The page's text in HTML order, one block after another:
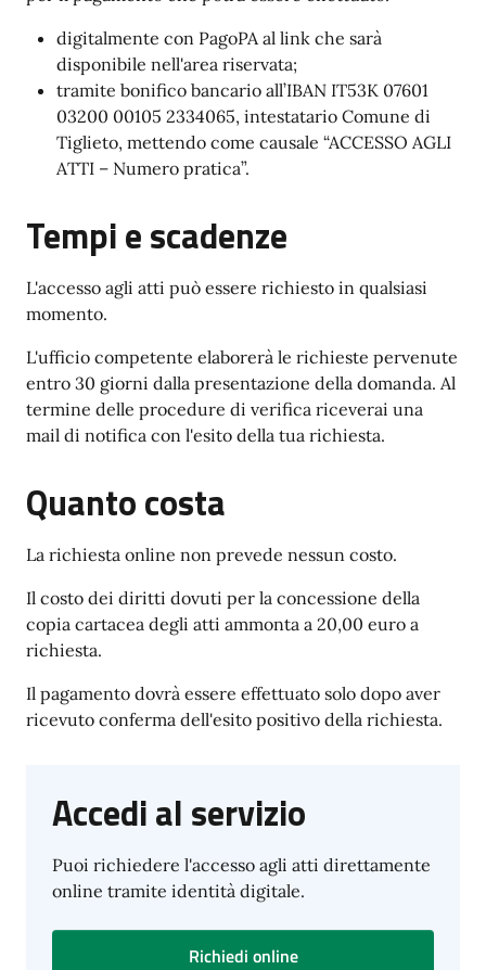
digitalmente con PagoPA al link che sarà
disponibile nell'area riservata;
tramite bonifico bancario all’IBAN IT53K 07601
03200 00105 2334065, intestatario Comune di
Tiglieto, mettendo come causale “ACCESSO AGLI
ATTI – Numero pratica”.
Tempi e scadenze
L'accesso agli atti può essere richiesto in qualsiasi
momento.
L'ufficio competente elaborerà le richieste pervenute
entro 30 giorni dalla presentazione della domanda. Al
termine delle procedure di verifica riceverai una
mail di notifica con l'esito della tua richiesta.
Quanto costa
La richiesta online non prevede nessun costo.
Il costo dei diritti dovuti per la concessione della
copia cartacea degli atti ammonta a 20,00 euro a
richiesta.
Il pagamento dovrà essere effettuato solo dopo aver
ricevuto conferma dell'esito positivo della richiesta.
Accedi al servizio
Puoi richiedere l'accesso agli atti direttamente
online tramite identità digitale.
Richiedi online